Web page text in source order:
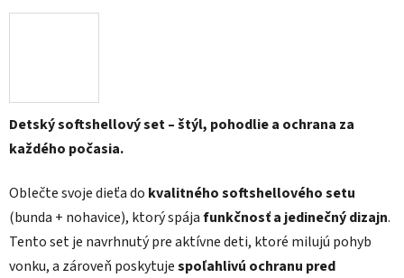
Detský softshellový set – štýl, pohodlie a ochrana za
každého počasia.
Oblečte svoje dieťa do kvalitného softshellového setu
(bunda + nohavice), ktorý spájafunkčnosť a jedinečný dizajn.
Tento set je navrhnutý pre aktívne deti, ktoré milujú pohyb
vonku, a zároveň poskytujespoľahlivú ochranu pred